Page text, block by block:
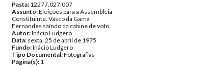
Pasta: 12277.027.007
Assunto:Eleições para a Assembleia
Constituinte. Vasco da Gama
Fernandes saíndo da cabine de voto.
Autor:Inácio Ludgero
Data: sexta, 25 de abril de 1975
Fundo:Inácio Ludgero
Tipo Documental:Fotografias
Página(s): 1